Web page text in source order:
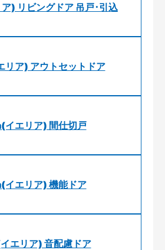
) リビングドア 吊戸･引込
ア) アウトセットドア
エリア) 間仕切戸
エリア) 機能ドア
エリア) 音配慮ドア